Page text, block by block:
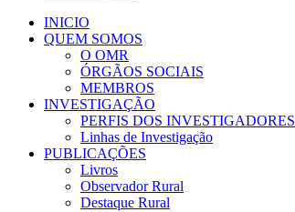
INICIO
QUEM SOMOS
O OMR
ÓRGÃOS SOCIAIS
MEMBROS
INVESTIGAÇÃO
PERFIS DOS INVESTIGADORES
Linhas de Investigação
PUBLICAÇÕES
Livros
Observador Rural
Destaque Rural